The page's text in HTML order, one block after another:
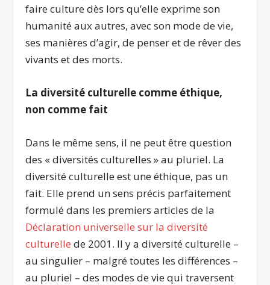
faire culture dès lors qu’elle exprime son
humanité aux autres, avec son mode de vie,
ses manières d’agir, de penser et de rêver des
vivants et des morts.
La diversité culturelle comme éthique,
non comme fait
Dans le même sens, il ne peut être question
des « diversités culturelles » au pluriel. La
diversité culturelle est une éthique, pas un
fait. Elle prend un sens précis parfaitement
formulé dans les premiers articles de la
Déclaration universelle sur la diversité
culturelle de 2001. Il y a diversité culturelle –
au singulier – malgré toutes les différences –
au pluriel – des modes de vie qui traversent